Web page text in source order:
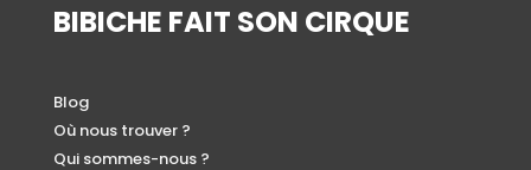
BIBICHE FAIT SON CIRQUE
Blog
Où nous trouver ?
Qui sommes-nous ?